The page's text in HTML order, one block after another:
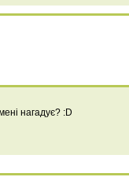
нагадує? :D